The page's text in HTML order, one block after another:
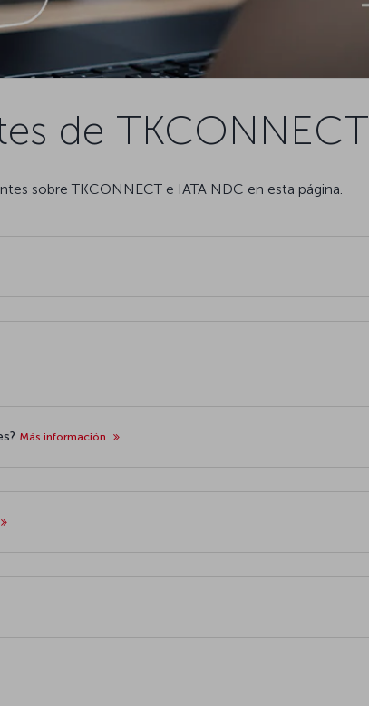
de TKCONNECT
sobre TKCONNECT e IATA NDC en esta página.
Más información